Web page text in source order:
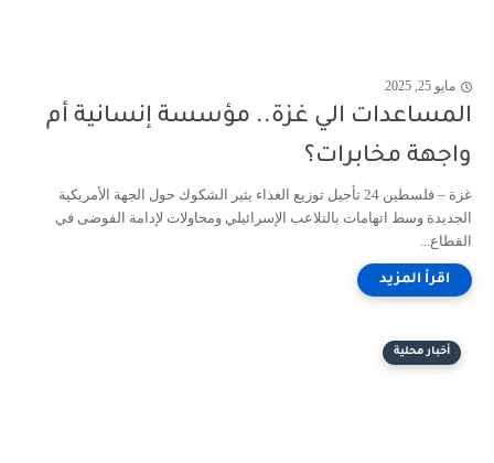
مايو 25, 2025
المساعدات الي غزة.. مؤسسة إنسانية أم
واجهة مخابرات؟
غزة – فلسطين 24 تأجيل توزيع الغذاء يثير الشكوك حول الجهة الأمريكية
الجديدة وسط اتهامات بالتلاعب الإسرائيلي ومحاولات لإدامة الفوضى في
القطاع...
أخبار محلية